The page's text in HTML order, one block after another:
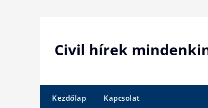
Civil hírek
Kezdőlap Kapcsolat